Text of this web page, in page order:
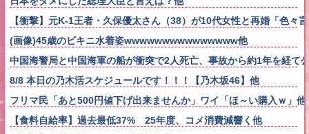
【衝撃】元K-1王者・久保優太さん（38）が10代女性と再婚「色
(画像)45歳のビキニ水着姿wwwwwwwwwwwwwww他
中国海警局と中国海軍の船が衝突で2人死亡、事故から約1年を経
8/8 本日の乃木活スケジュールです！！！【乃木坂46】他
フリマ民「あと500円値下げ出来ませんか」ワイ「ほ～い購入ｗ」他
【食料自給率】過去最低37% 25年度、コメ消費減響く他